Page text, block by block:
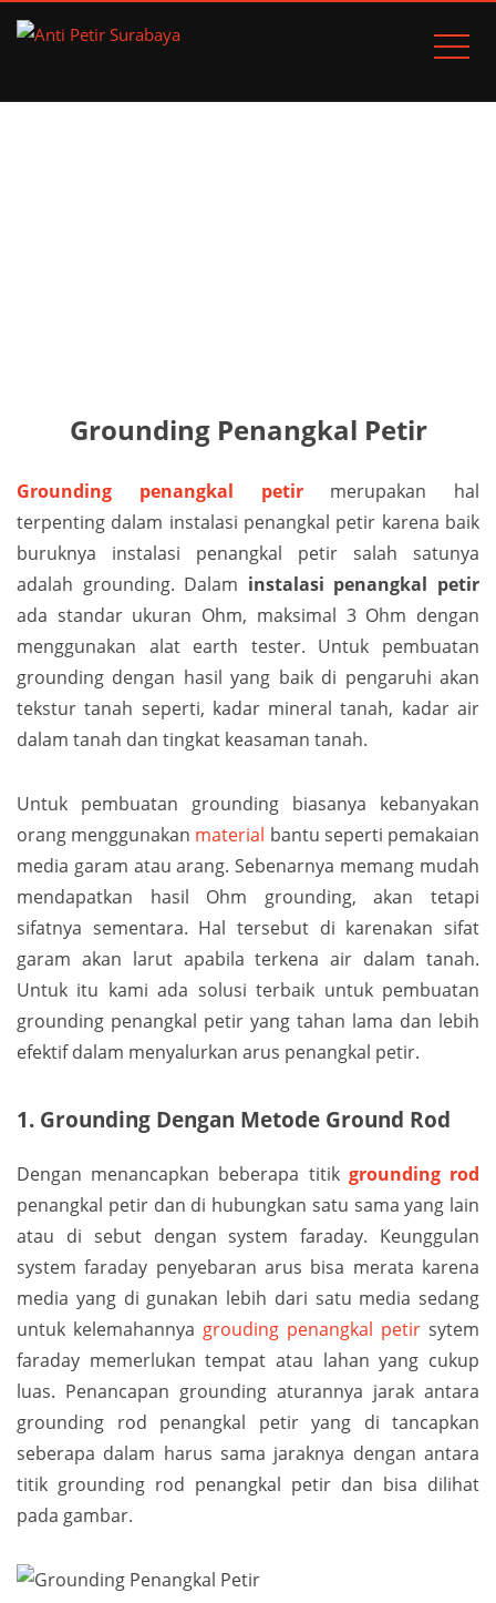
Grounding Penangkal Petir
Grounding penangkal petirmerupakan hal
terpenting dalam instalasi penangkal petir karena baik
buruknya instalasi penangkal petir salah satunya
adalah grounding. Dalam instalasi penangkal petir
ada standar ukuran Ohm, maksimal 3 Ohm dengan
menggunakan alat earth tester. Untuk pembuatan
grounding dengan hasil yang baik di pengaruhi akan
tekstur tanah seperti, kadar mineral tanah, kadar air
dalam tanah dan tingkat keasaman tanah.
Untuk pembuatan grounding biasanya kebanyakan
orang menggunakan material bantu seperti pemakaian
media garam atau arang. Sebenarnya memang mudah
mendapatkan hasil Ohm grounding, akan tetapi
sifatnya sementara. Hal tersebut di karenakan sifat
garam akan larut apabila terkena air dalam tanah.
Untuk itu kami ada solusi terbaik untuk pembuatan
grounding penangkal petir yang tahan lama dan lebih
efektif dalam menyalurkan arus penangkal petir.
1. Grounding Dengan Metode Ground Rod
Dengan menancapkan beberapa titik grounding rod
penangkal petir dan di hubungkan satu sama yang lain
atau di sebut dengan system faraday. Keunggulan
system faraday penyebaran arus bisa merata karena
media yang di gunakan lebih dari satu media sedang
untuk kelemahannya grouding penangkal petir sytem
faraday memerlukan tempat atau lahan yang cukup
luas. Penancapan grounding aturannya jarak antara
grounding rod penangkal petir yang di tancapkan
seberapa dalam harus sama jaraknya dengan antara
titik grounding rod penangkal petir dan bisa dilihat
pada gambar.